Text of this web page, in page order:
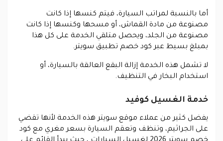
أما بالنسبة لمراتب السيارة، فيتم كنسها إذا كانت
مصنوعة من مادة القماش، أو مسحها وكنسها إذا كانت
مصنوعة من الجلد، ويحصل متلقي الخدمة على كل هذا
بمبلغ بسيط عبر كود خصم تطبيق سويتر.
لا تشمل هذه الخدمة إزالة البقع العالقة بالسيارة، أو
استخدام البخار في التنظيف.
خدمة الغسيل كوفيد
يفضل كثير من عملاء موقع سويتر هذه الخدمة لأنها تقضي
على الجراثيم، وتنظف وتعقم السيارة بسعر مغري مع كود